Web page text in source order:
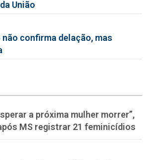
União
não confirma delação, mas
a próxima mulher morrer”,
MS registrar 21 feminicídios